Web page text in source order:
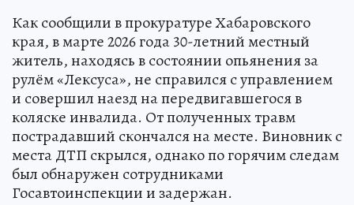
Как сообщили в прокуратуре Хабаровского
края, в марте 2026 года 30-летний местный
житель, находясь в состоянии опьянения за
рулём «Лексуса», не справился с управлением
и совершил наезд на передвигавшегося в
коляске инвалида. От полученных травм
пострадавший скончался на месте. Виновник с
места ДТП скрылся, однако по горячим следам
был обнаружен сотрудниками
Госавтоинспекции и задержан.